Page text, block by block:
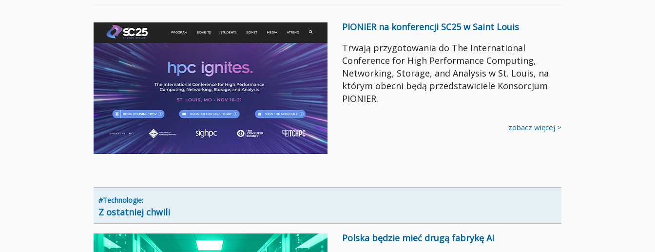
PIONIER na konferencji SC25 w Saint Louis
Trwają przygotowania do The International
Conference for High Performance Computing,
Networking, Storage, and Analysis w St. Louis, na
którym obecni będą przedstawiciele Konsorcjum
PIONIER.
zobacz więcej >
#Technologie:
Z ostatniej chwili
Polska będzie mieć drugą fabrykę AI